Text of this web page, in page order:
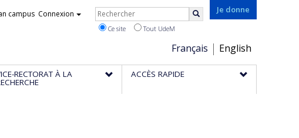
Je donne
Choix
de
la
Français English
campus Connexion Rechercher
Ce site Tout UdeM
RECTORAT À LA ACCÈS RAPIDE